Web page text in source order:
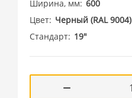
Ширина, мм 600
Цвет Черный (RAL 9004)
Стандарт 19"